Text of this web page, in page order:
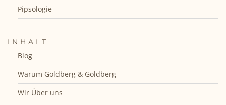
Pipsologie
INHALT
Blog
Warum Goldberg & Goldberg
Wir Über uns